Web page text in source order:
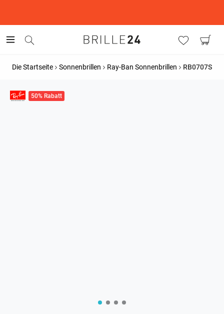
Die Startseite Sonnenbrillen Ray-Ban Sonnenbrillen RB0707S
50% Rabatt